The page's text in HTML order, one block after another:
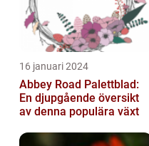
16 januari 2024
Abbey Road Palettblad:
En djupgående översikt
av denna populära växt